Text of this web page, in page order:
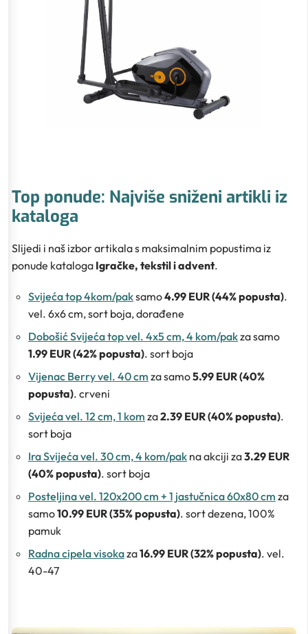
Top ponude: Najviše sniženi artikli iz
kataloga
Slijedi i naš izbor artikala s maksimalnim popustima iz
ponude kataloga Igračke, tekstil i advent.
Svijeća top 4kom/paksamo4.99 EUR (44% popusta).
vel. 6x6 cm, sort boja, dorađene
Dobošić Svijeća top vel. 4x5 cm, 4 kom/pakza samo
1.99 EUR (42% popusta). sort boja
Vijenac Berry vel. 40 cm za samo5.99 EUR (40%
popusta). crveni
Svijeća vel. 12 cm, 1 kom za2.39 EUR (40% popusta).
sort boja
Ira Svijeća vel. 30 cm, 4 kom/pak na akciji za3.29 EUR
(40% popusta). sort boja
Posteljina vel. 120x200 cm + 1 jastučnica 60x80 cm za
samo10.99 EUR (35% popusta). sort dezena, 100%
pamuk
Radna cipela visokaza16.99 EUR (32% popusta). vel.
40-47